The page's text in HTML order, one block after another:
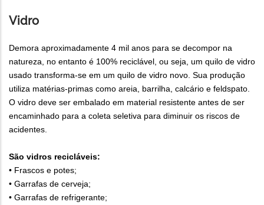
Vidro
Demora aproximadamente 4 mil anos para se decompor na
natureza, no entanto é 100% reciclável, ou seja, um quilo de vidro
usado transforma-se em um quilo de vidro novo. Sua produção
utiliza matérias-primas como areia, barrilha, calcário e feldspato.
O vidro deve ser embalado em material resistente antes de ser
encaminhado para a coleta seletiva para diminuir os riscos de
acidentes.
São vidros recicláveis:
• Frascos e potes;
• Garrafas de cerveja;
• Garrafas de refrigerante;